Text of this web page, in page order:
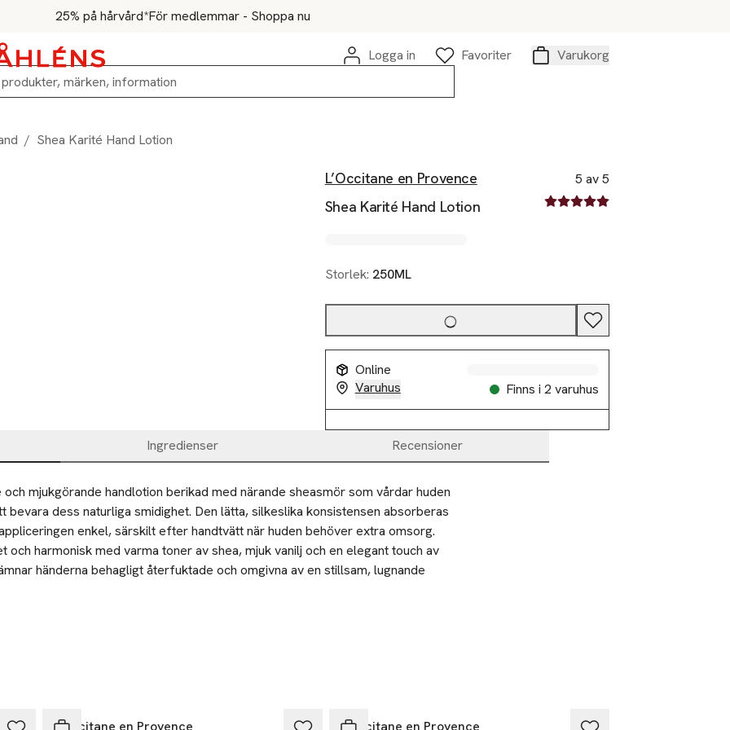
25% på hårvård*För medlemmar - Shoppa nu
Logga in
Favoriter
Varukorg
/ Shea Karité Hand Lotion
L’Occitane en Provence
Shea Karité Hand Lotion
5 av 5
5 av fem stjärnor
Storlek: 250ML
Online
Varuhus
Finns i 2 varuhus
Ingredienser Recensioner
mjukgörande handlotion berikad med närande sheasmör som vårdar huden
bevara dess naturliga smidighet. Den lätta, silkeslika konsistensen absorberas
enkel, särskilt efter handtvätt när huden behöver extra omsorg.
och harmonisk med varma toner av shea, mjuk vanilj och en elegant touch av
händerna behagligt återfuktade och omgivna av en stillsam, lugnande
L’Occitane en Provence L’Occitane en Provence